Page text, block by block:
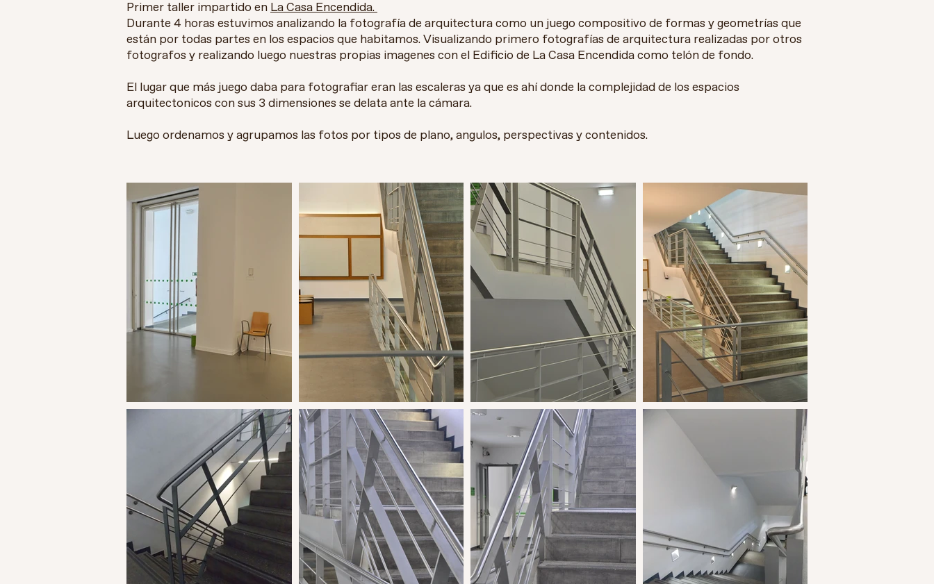
Primer taller impartido en La Casa Encendida.
Durante 4 horas estuvimos analizando la fotografía de arquitectura como un juego compositivo de formas y geometrías que
están por todas partes en los espacios que habitamos. Visualizando primero fotografías de arquitectura realizadas por otros
fotografos y realizando luego nuestras propias imagenes con el Edificio de La Casa Encendida como telón de fondo.
El lugar que más juego daba para fotografiar eran las escaleras ya que es ahí donde la complejidad de los espacios
arquitectonicos con sus 3 dimensiones se delata ante la cámara.
Luego ordenamos y agrupamos las fotos por tipos de plano, angulos, perspectivas y contenidos.